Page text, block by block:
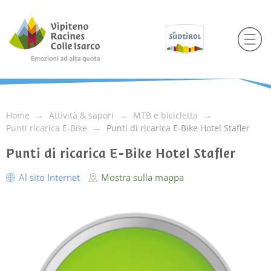
Home Attività & sapori
MTB e bicicletta
Punti ricarica E-Bike
Punti di ricarica E-Bike Hotel Stafler
Punti di ricarica E-Bike Hotel Stafler
Al sito Internet Mostra sulla mappa